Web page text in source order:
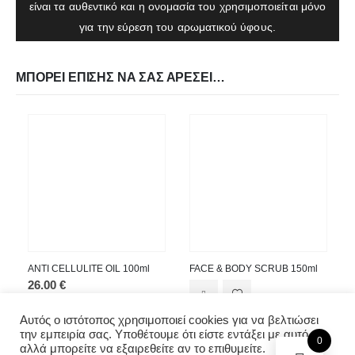
είναι τα αυθεντικό και η ονομασία του χρησιμοποιείται μόνο
για την εύρεση του αρωματικού ύφους.
ΜΠΟΡΕΊ ΕΠΊΣΗΣ ΝΑ ΣΑΣ ΑΡΈΣΕΙ…
ANTI CELLULITE OIL 100ml
26.00 €
FACE & BODY SCRUB 150ml
Αυτός ο ιστότοπος χρησιμοποιεί cookies για να βελτιώσει
την εμπειρία σας. Υποθέτουμε ότι είστε εντάξει με αυτό,
αλλά μπορείτε να εξαιρεθείτε αν το επιθυμείτε.
0